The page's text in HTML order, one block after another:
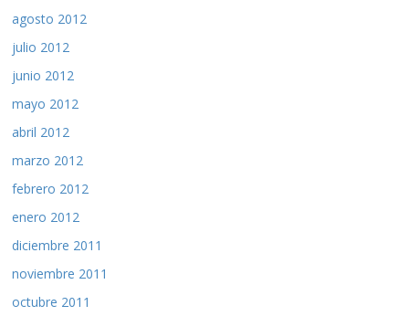
agosto 2012
julio 2012
junio 2012
mayo 2012
abril 2012
marzo 2012
febrero 2012
enero 2012
diciembre 2011
noviembre 2011
octubre 2011